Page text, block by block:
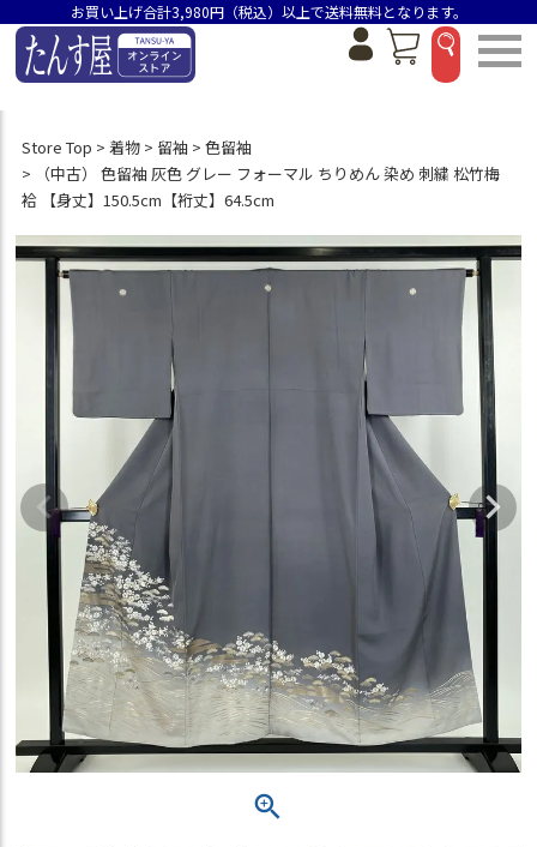
お買い上げ合計3,980円（税込）以上で送料無料となります。
Store Top 着物 留袖
色留袖
（中古） 色留袖 灰色 グレー フォーマル ちりめん 染め 刺繍 松竹梅
袷 【身丈】150.5cm【裄丈】64.5cm